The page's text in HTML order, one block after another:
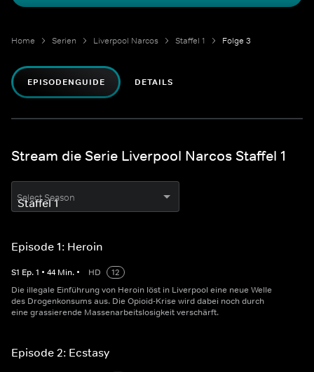
Home Serien Liverpool Narcos Staffel 1 Folge 3
EPISODENGUIDE DETAILS
Stream die Serie Liverpool Narcos Staffel 1
Select Season
Episode 1: Heroin
S1 Ep.1 • 44 Min. • HD
12
Die illegale Einführung von Heroin löst in Liverpool eine neue Welle
des Drogenkonsums aus. Die Opioid-Krise wird dabei noch durch
eine grassierende Massenarbeitslosigkeit verschärft.
Episode 2: Ecstasy